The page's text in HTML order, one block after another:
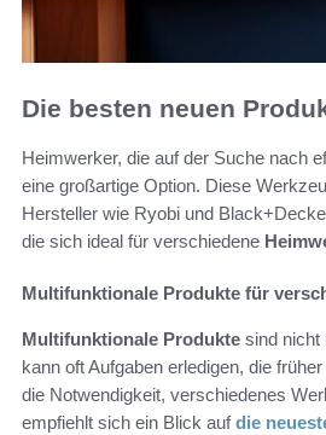
Die besten neuen
Heimwerker, die auf der Suche nach
eine großartige Option. Diese
Hersteller wie Ryobi und
die sich ideal für verschiedene
Multifunktionale Produkte für
Multifunktionale Produkte sind nicht
kann oft Aufgaben erledigen, die
die Notwendigkeit, verschiedenes
empfiehlt sich ein Blick aufdie